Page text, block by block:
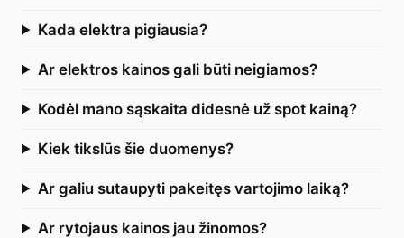
Kada elektra pigiausia?
Ar elektros kainos gali būti neigiamos?
Kodėl mano sąskaita didesnė už spot kainą?
Kiek tikslūs šie duomenys?
Ar galiu sutaupyti pakeitęs vartojimo laiką?
Ar rytojaus kainos jau žinomos?